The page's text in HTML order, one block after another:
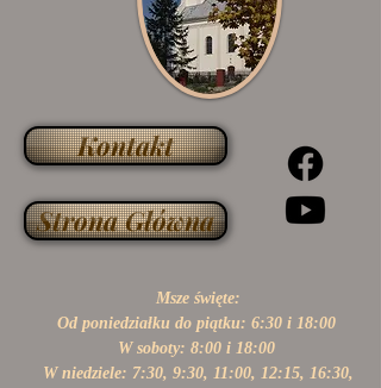
Kontakt
Strona Główna
Msze święte:
Od poniedziałku do piątku: 6:30 i 18:00
W soboty: 8:00 i 18:00
W niedziele: 7:30, 9:30, 11:00, 12:15, 16:30,